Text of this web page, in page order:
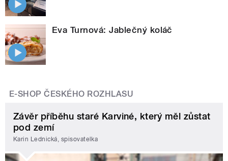
Eva Turnová: Jablečný koláč
E-SHOP ČESKÉHO ROZHLASU
Závěr příběhu staré Karviné, který měl zůstat
pod zemí
Karin Lednická, spisovatelka